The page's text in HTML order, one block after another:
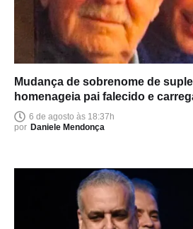
Mudança de sobrenome de
homenageia pai falecido e
6 de agosto às 18:37h
por Daniele Mendonça